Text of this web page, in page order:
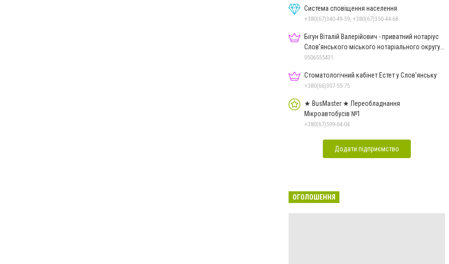
Система сповіщення населення
+380(67)340-49-59, +380(67)350-44-68
Бігун Віталій Валерійович - приватний нотаріус
Слов'янського міського нотаріального округу
Дон.обл.
0506555431
Стоматологічний кабінет Естет у Слов'янську
+380(66)307-55-75
★ BusMaster ★ Переобладнання
Мікроавтобусів №1
+380(67)599-04-04
Додати підприємство
ОГОЛОШЕННЯ